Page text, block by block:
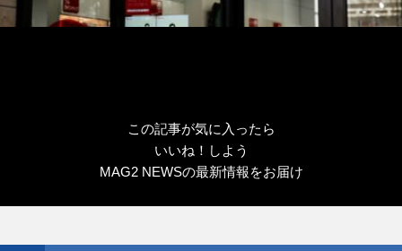
この記事が気に入ったら
いいね！しよう
MAG2 NEWSの最新情報をお届け